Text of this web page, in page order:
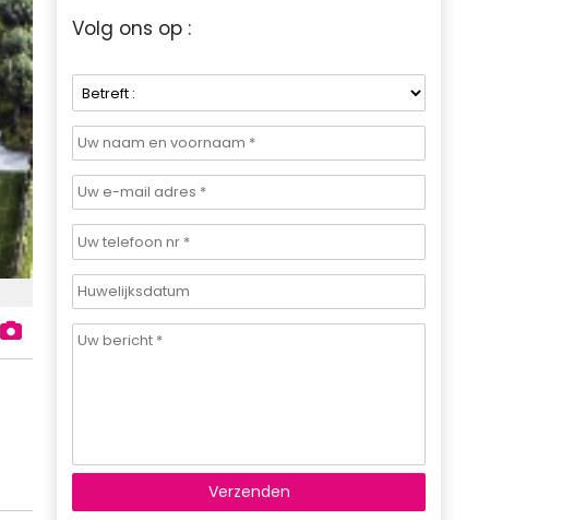
Volg ons op :
Verzenden